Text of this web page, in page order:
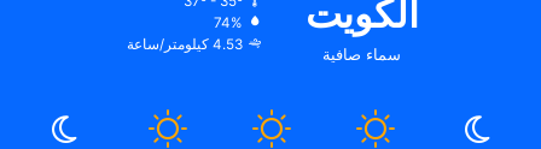
الكويت
سماء صافية
74%
4.53 كيلومتر/ساعة